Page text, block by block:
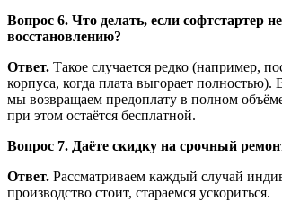
Вопрос 6. Что делать, если софтстартер
восстановлению?
Ответ. Такое случается редко (например,
корпуса, когда плата выгорает полностью).
мы возвращаем предоплату в полном
при этом остаётся бесплатной.
Вопрос 7. Даёте скидку на срочный
Ответ. Рассматриваем каждый случай
производство стоит, стараемся ускориться.